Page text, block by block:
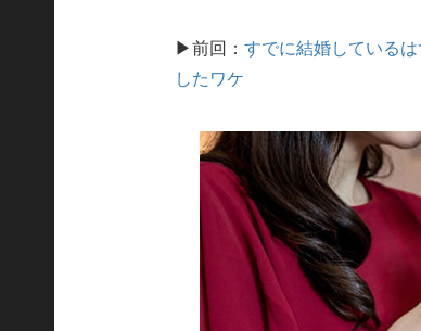
▶前回：すでに結婚している
したワケ